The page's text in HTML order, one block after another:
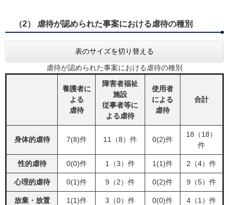
（2） 虐待が認められた事案における虐待の種別
表のサイズを切り替える
虐待が認められた事案における虐待の種別
養護者に
よる
虐待
障害者福祉
施設
従事者等に
よる虐待
使用者
による
虐待
合計
身体的虐待 7(8)件 11（8）件 0(2)件
18（18）
件
性的虐待 0(0)件 1（3）件 1(1)件 2（4）件
心理的虐待 0(1)件 9（2）件 0(2)件 9（5）件
放棄・放置 1(1)件 3（0）件 0(0)件 4（1）件